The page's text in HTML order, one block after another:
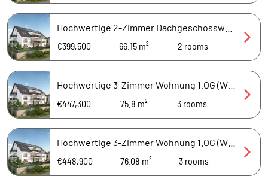
€399,500
66.15 m² 2 rooms
€447,300
75.8 m² 3 rooms
€448,900
76.08 m² 3 rooms